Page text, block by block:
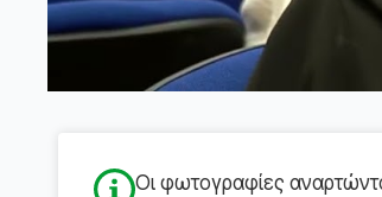
Οι φωτογραφίες